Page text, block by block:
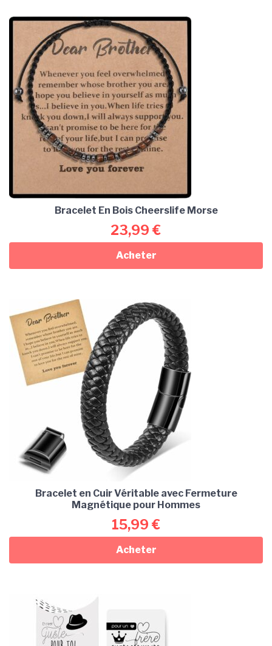
Bracelet En Bois Cheerslife Morse
23,99 €
Acheter
Bracelet en Cuir Véritable avec Fermeture
Magnétique pour Hommes
15,99 €
Acheter